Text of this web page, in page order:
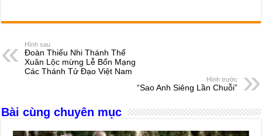
c
e
b
o
k
ss
e
n
g
at
A
p
e
d
s
er ail ar
Hình sau
Đoàn Thiếu Nhi Thánh Thể
Xuân Lộc mừng Lễ Bổn Mạng
Các Thánh Tử Đạo Việt Nam
Hình trước
“Sao Anh Siêng Lần Chuỗi”
Bài cùng chuyên mục